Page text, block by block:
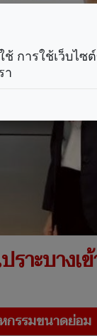
ราะบาง
กรรมขนาดย่อม
การใช้เว็บไซ
า